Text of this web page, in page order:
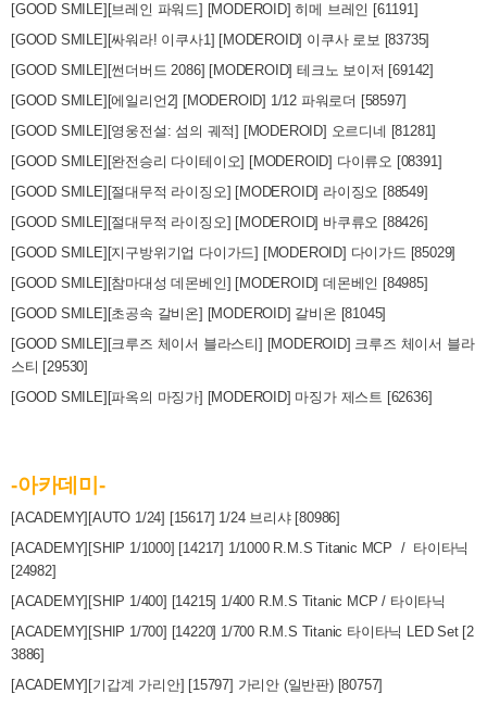
[GOOD SMILE][브레인 파워드] [MODEROID] 히메 브레인 [61191]
[GOOD SMILE][싸워라! 이쿠사1] [MODEROID] 이쿠사 로보 [83735]
[GOOD SMILE][썬더버드 2086] [MODEROID] 테크노 보이저 [69142]
[GOOD SMILE][에일리언2] [MODEROID] 1/12 파워로더 [58597]
[GOOD SMILE][영웅전설: 섬의 궤적] [MODEROID] 오르디네 [81281]
[GOOD SMILE][완전승리 다이테이오] [MODEROID] 다이류오 [08391]
[GOOD SMILE][절대무적 라이징오] [MODEROID] 라이징오 [88549]
[GOOD SMILE][절대무적 라이징오] [MODEROID] 바쿠류오 [88426]
[GOOD SMILE][지구방위기업 다이가드] [MODEROID] 다이가드 [85029]
[GOOD SMILE][참마대성 데몬베인] [MODEROID] 데몬베인 [84985]
[GOOD SMILE][초공속 갈비온] [MODEROID] 갈비온 [81045]
[GOOD SMILE][크루즈 체이서 블라스티] [MODEROID] 크루즈 체이서 블라
스티 [29530]
[GOOD SMILE][파옥의 마징가] [MODEROID] 마징가 제스트 [62636]
-아카데미-
[ACADEMY][AUTO 1/24] [15617] 1/24 브리샤 [80986]
[ACADEMY][SHIP 1/1000] [14217] 1/1000 R.M.S Titanic MCP / 타이타닉
[24982]
[ACADEMY][SHIP 1/400] [14215] 1/400 R.M.S Titanic MCP / 타이타닉
[ACADEMY][SHIP 1/700] [14220] 1/700 R.M.S Titanic 타이타닉 LED Set [2
3886]
[ACADEMY][기갑계 가리안] [15797] 가리안 (일반판) [80757]